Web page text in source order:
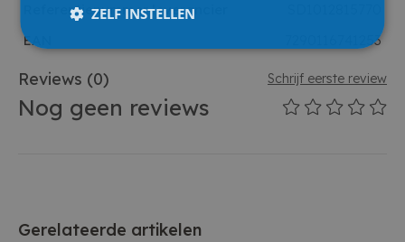
Referentienummer leverancier
EAN
7290116741253
Reviews (0) Schrijf eerste review
Nog geen reviews
Gerelateerde artikelen
ZELF INSTELLEN